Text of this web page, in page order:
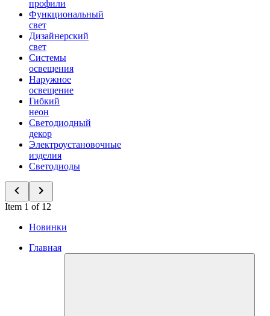
профили
Функциональный
свет
Дизайнерский
свет
Системы
освещения
Наружное
освещение
Гибкий
неон
Светодиодный
декор
Электроустановочные
изделия
Светодиоды
Item 1 of 12
Новинки
Главная